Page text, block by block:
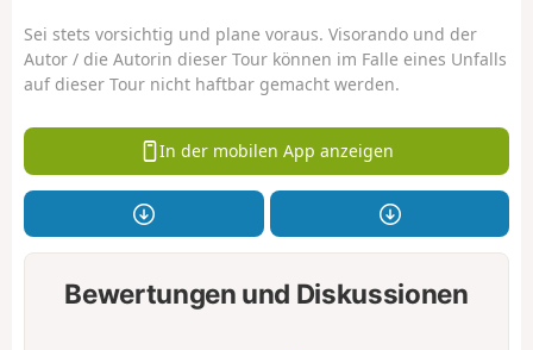
Sei stets vorsichtig und plane voraus. Visorando und der
Autor / die Autorin dieser Tour können im Falle eines Unfalls
auf dieser Tour nicht haftbar gemacht werden.
In der mobilen App anzeigen
Bewertungen und Diskussionen